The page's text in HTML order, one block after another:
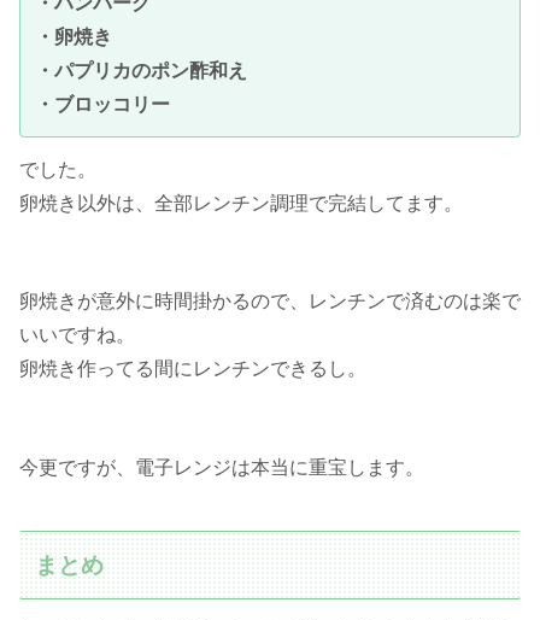
・卵焼き
・パプリカのポン酢和え
・ブロッコリー
でした。
卵焼き以外は、全部レンチン調理で完結してます。
卵焼きが意外に時間掛かるので、レンチンで済むのは楽で
いいですね。
卵焼き作ってる間にレンチンできるし。
今更ですが、電子レンジは本当に重宝します。
まとめ